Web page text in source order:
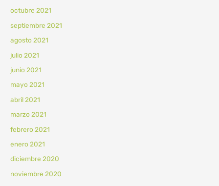
octubre 2021
septiembre 2021
agosto 2021
julio 2021
junio 2021
mayo 2021
abril 2021
marzo 2021
febrero 2021
enero 2021
diciembre 2020
noviembre 2020